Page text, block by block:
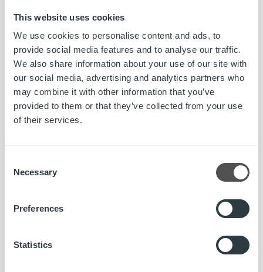
This website uses cookies
We use cookies to personalise content and ads, to
provide social media features and to analyse our traffic.
We also share information about your use of our site with
our social media, advertising and analytics partners who
may combine it with other information that you’ve
provided to them or that they’ve collected from your use
of their services.
Selection
Necessary
Preferences
Statistics
Kapital i Norge
Läs mer